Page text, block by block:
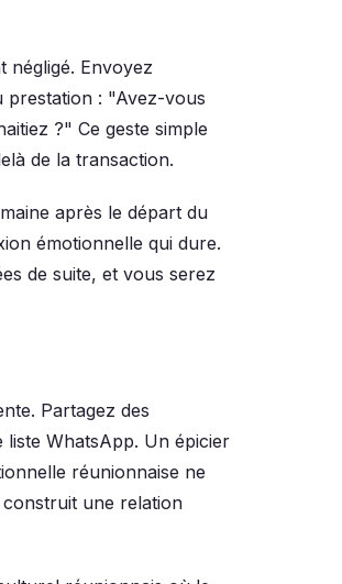
négligé. Envoyez
prestation : "Avez-vous
?" Ce geste simple
de la transaction.
après le départ du
émotionnelle qui dure.
de suite, et vous serez
Partagez des
WhatsApp. Un épicier
réunionnaise ne
une relation